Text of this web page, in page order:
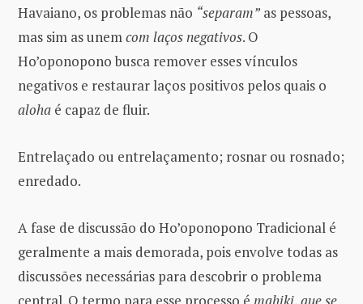
Havaiano, os problemas não “separam” as pessoas,
mas sim as unemcom laços negativos. O
Ho’oponopono busca remover esses vínculos
negativos e restaurar laços positivos pelos quais o
aloha é capaz de fluir.
Entrelaçado ou entrelaçamento; rosnar ou rosnado;
enredado.
A fase de discussão do Ho’oponopono Tradicional é
geralmente a mais demorada, pois envolve todas as
discussões necessárias para descobrir o problema